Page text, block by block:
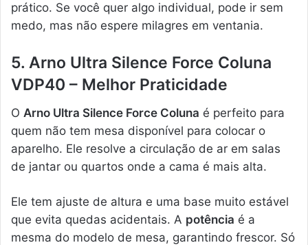
prático. Se você quer algo individual, pode ir sem
medo, mas não espere milagres em ventania.
5. Arno Ultra Silence Force Coluna
VDP40 – Melhor Praticidade
O Arno Ultra Silence Force Coluna é perfeito para
quem não tem mesa disponível para colocar o
aparelho. Ele resolve a circulação de ar em salas
de jantar ou quartos onde a cama é mais alta.
Ele tem ajuste de altura e uma base muito estável
que evita quedas acidentais. A potência é a
mesma do modelo de mesa, garantindo frescor. Só